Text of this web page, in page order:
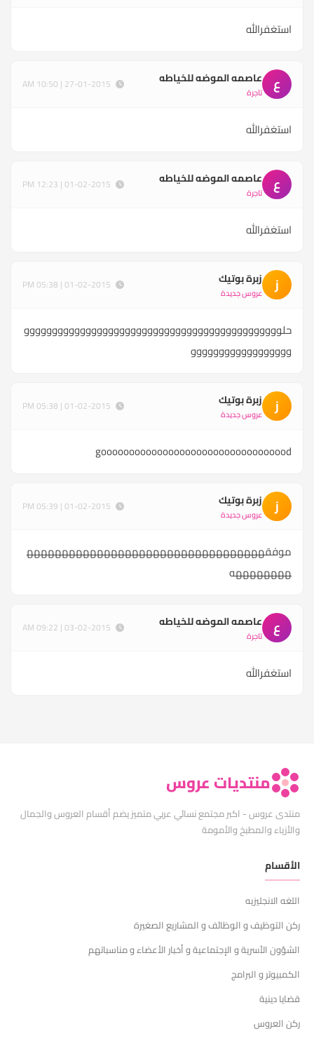
استغفرالله
ع عاصمه الموضه للخياطه
تاجرة
استغفرالله
ع عاصمه الموضه للخياطه
تاجرة
استغفرالله
ز زبرة بوتيك
عروس جديدة
حلوووووووووووووووووووووووووووووووووووووووووووووو
وووووووووووووووووو
ز زبرة بوتيك
عروس جديدة
goooooooooooooooooooooooooooooooood
ز زبرة بوتيك
عروس جديدة
موفقهههههههههههههههههههههههههههههههههه
ههههههههه
ع عاصمه الموضه للخياطه
تاجرة
استغفرالله
منتديات عروس
منتدى عروس - اكبر مجتمع نسائي عربي متميز يضم أقسام العروس والجمال
والأزياء والمطبخ والأمومة
الأقسام
اللغه الانجليزيه
ركن التوظيف و الوظائف و المشاريع الصغيرة
الشؤون الأسرية و الإجتماعية و أخبار الأعضاء و مناسباتهم
الكمبيوتر و البرامج
قضايا دينية
ركن العروس